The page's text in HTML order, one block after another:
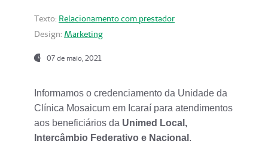
Texto: Relacionamento com prestador
Design: Marketing
07 de maio, 2021
Informamos o credenciamento da Unidade da
Clínica Mosaicum em Icaraí para atendimentos
aos beneficiários da Unimed Local,
Intercâmbio Federativo e Nacional .